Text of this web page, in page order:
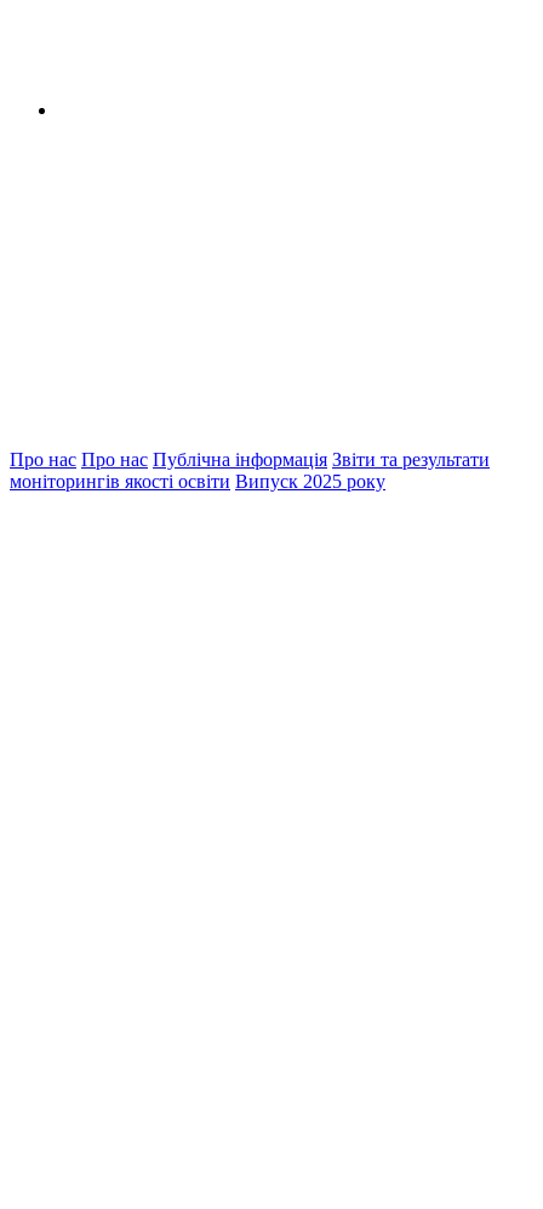
Про нас Про нас Публічна інформація Звіти та результати
моніторингів якості освіти Випуск 2025 року